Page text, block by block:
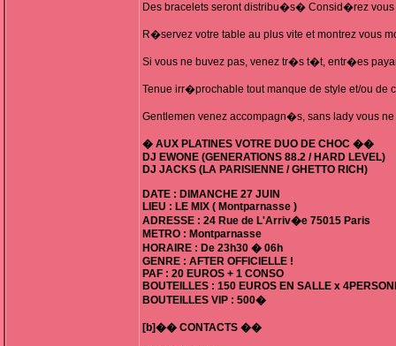
Des bracelets seront distribu�s� Consid�rez
R�servez votre table au plus vite et montrez vous
Si vous ne buvez pas, venez tr�s t�t, entr�es
Tenue irr�prochable tout manque de style et/ou
Gentlemen venez accompagn�s, sans lady vous ne
� AUX PLATINES VOTRE DUO DE CHOC ��
DJ EWONE (GENERATIONS 88.2 / HARD LEVEL)
DJ JACKS (LA PARISIENNE / GHETTO RICH)
DATE : DIMANCHE 27 JUIN
LIEU : LE MIX ( Montparnasse )
ADRESSE : 24 Rue de L'Arriv�e 75015 Paris
METRO : Montparnasse
HORAIRE : De 23h30 � 06h
GENRE : AFTER OFFICIELLE !
PAF : 20 EUROS + 1 CONSO
BOUTEILLES : 150 EUROS EN SALLE x
BOUTEILLES VIP : 500�
[b]�� CONTACTS ��